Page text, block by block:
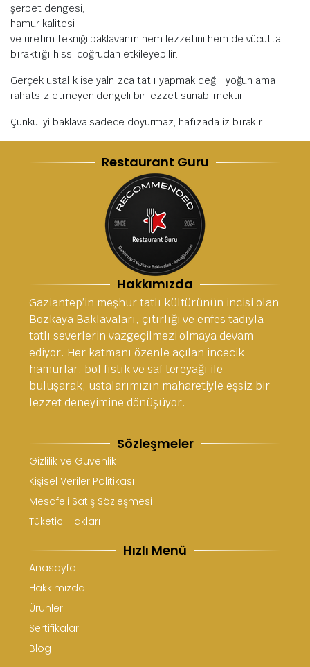
şerbet dengesi,
hamur kalitesi
ve üretim tekniği baklavanın hem lezzetini hem de vücutta
bıraktığı hissi doğrudan etkileyebilir.
Gerçek ustalık ise yalnızca tatlı yapmak değil; yoğun ama
rahatsız etmeyen dengeli bir lezzet sunabilmektir.
Çünkü iyi baklava sadece doyurmaz, hafızada iz bırakır.
Restaurant Guru
Hakkımızda
Gaziantep’in meşhur tatlı kültürünün incisi olan
Bozkaya Baklavaları, çıtırlığı ve enfes tadıyla
tatlı severlerin vazgeçilmezi olmaya devam
ediyor. Her katmanı özenle açılan incecik
hamurlar, bol fıstık ve saf tereyağı ile
buluşarak, ustalarımızın maharetiyle eşsiz bir
lezzet deneyimine dönüşüyor.
Sözleşmeler
Gizlilik ve Güvenlik
Kişisel Veriler Politikası
Mesafeli Satış Sözleşmesi
Tüketici Hakları
Hızlı Menü
Anasayfa
Hakkımızda
Ürünler
Sertifikalar
Blog